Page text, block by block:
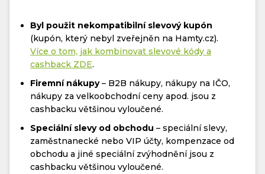
Byl použit nekompatibilní slevový kupón
(kupón, který nebyl zveřejněn na Hamty.cz).
Více o tom, jak kombinovat slevové kódy a
cashback ZDE.
Firemní nákupy– B2B nákupy, nákupy na IČO,
nákupy za velkoobchodní ceny apod. jsou z
cashbacku většinou vyloučené.
Speciální slevy od obchodu – speciální slevy,
zaměstnanecké nebo VIP účty, kompenzace od
obchodu a jiné speciální zvýhodnění jsou z
cashbacku většinou vyloučené.